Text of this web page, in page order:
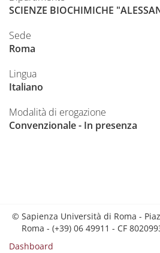
SCIENZE BIOCHIMICHE
Sede
Roma
Lingua
Italiano
Modalità di erogazione
Convenzionale - In presenza
© Sapienza Università di Roma -
Roma - (+39) 06 49911 - CF
Dashboard